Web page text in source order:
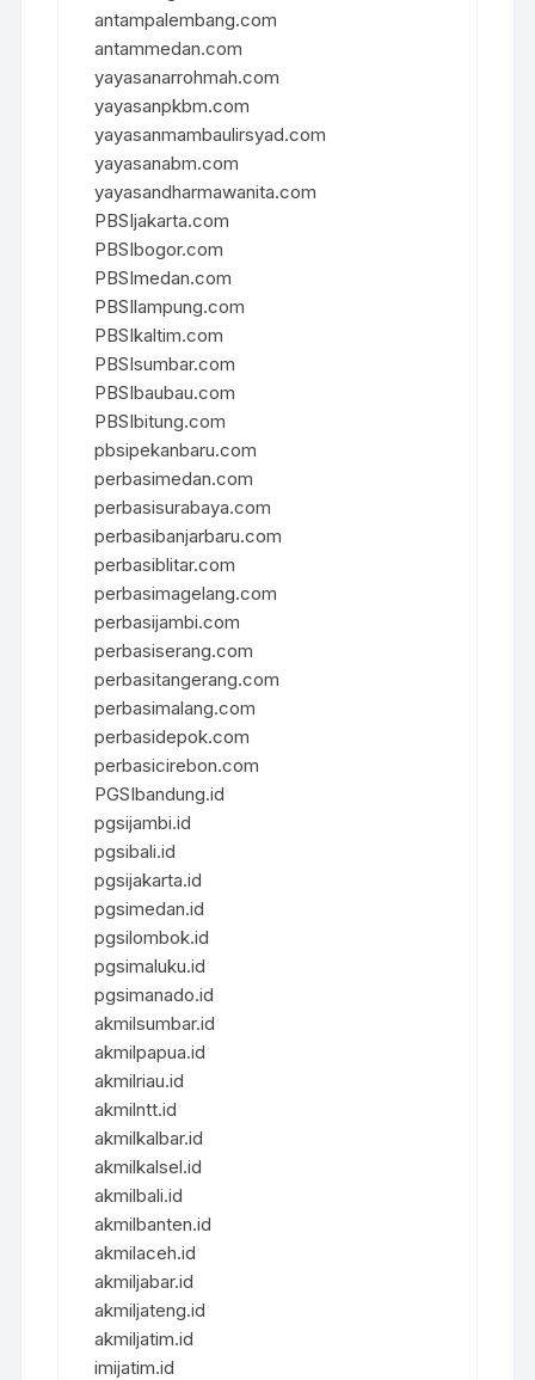
antampalembang.com
antammedan.com
yayasanarrohmah.com
yayasanpkbm.com
yayasanmambaulirsyad.com
yayasanabm.com
yayasandharmawanita.com
PBSIjakarta.com
PBSIbogor.com
PBSImedan.com
PBSIlampung.com
PBSIkaltim.com
PBSIsumbar.com
PBSIbaubau.com
PBSIbitung.com
pbsipekanbaru.com
perbasimedan.com
perbasisurabaya.com
perbasibanjarbaru.com
perbasiblitar.com
perbasimagelang.com
perbasijambi.com
perbasiserang.com
perbasitangerang.com
perbasimalang.com
perbasidepok.com
perbasicirebon.com
PGSIbandung.id
pgsijambi.id
pgsibali.id
pgsijakarta.id
pgsimedan.id
pgsilombok.id
pgsimaluku.id
pgsimanado.id
akmilsumbar.id
akmilpapua.id
akmilriau.id
akmilntt.id
akmilkalbar.id
akmilkalsel.id
akmilbali.id
akmilbanten.id
akmilaceh.id
akmiljabar.id
akmiljateng.id
akmiljatim.id
imijatim.id